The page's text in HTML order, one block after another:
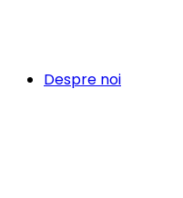
Despre noi